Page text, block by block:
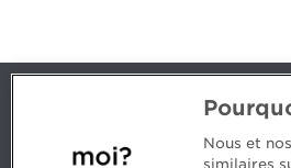
Nous
Nous et
similaires